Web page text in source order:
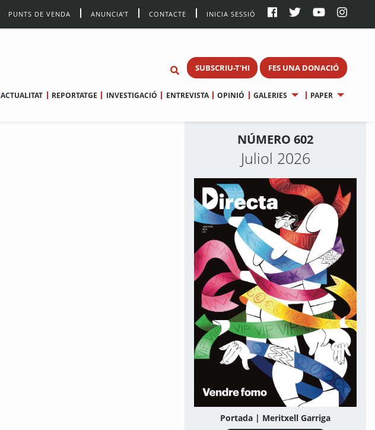
PUNTS DE VENDA ANUNCIA’T CONTACTE INICIA SESSIÓ
SUBSCRIU-T'HI FES UNA DONACIÓ
ACTUALITAT REPORTATGE INVESTIGACIÓ ENTREVISTA OPINIÓ GALERIES PAPER
NÚMERO 602
Juliol 2026
Portada | Meritxell Garriga